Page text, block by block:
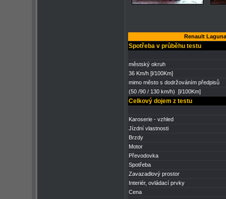
Renault
Spotřeba v průběhu testu
městský okruh
36 Km/h [l/100Km]
mimo město s dodržováním předpisů
(50 /90 / 130 km/h) [l/100Km]
Celkový dojem z testu
Karoserie - vzhled
Jízdní vlastnosti
Brzdy
Motor
Převodovka
Spotřeba
Zavazadlový prostor
Interiér, ovládací prvky
Cena